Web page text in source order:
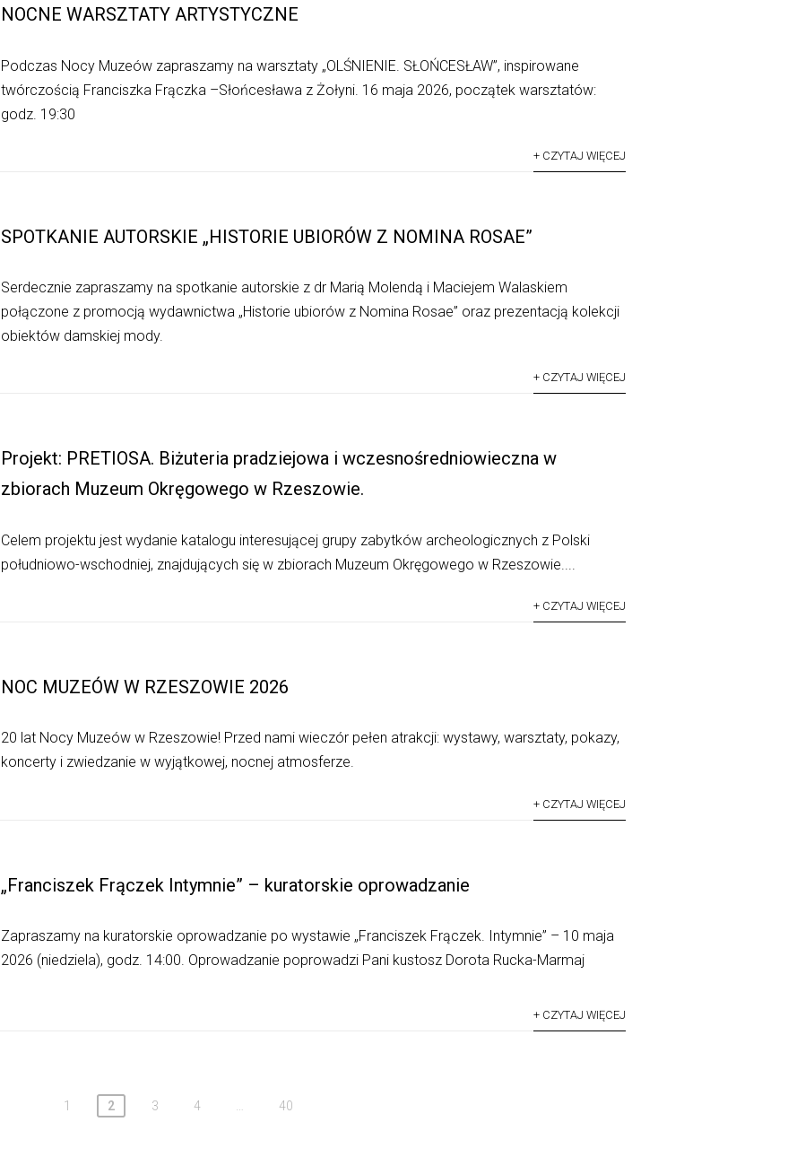
NOCNE WARSZTATY ARTYSTYCZNE
Podczas Nocy Muzeów zapraszamy na warsztaty „OLŚNIENIE. SŁOŃCESŁAW”, inspirowane
twórczością Franciszka Frączka –Słońcesława z Żołyni. 16 maja 2026, początek warsztatów:
godz. 19:30
+ CZYTAJ WIĘCEJ
SPOTKANIE AUTORSKIE „HISTORIE UBIORÓW Z NOMINA ROSAE”
Serdecznie zapraszamy na spotkanie autorskie z dr Marią Molendą i Maciejem Walaskiem
połączone z promocją wydawnictwa „Historie ubiorów z Nomina Rosae” oraz prezentacją kolekcji
obiektów damskiej mody.
+ CZYTAJ WIĘCEJ
Projekt: PRETIOSA. Biżuteria pradziejowa i wczesnośredniowieczna w
zbiorach Muzeum Okręgowego w Rzeszowie.
Celem projektu jest wydanie katalogu interesującej grupy zabytków archeologicznych z Polski
południowo-wschodniej, znajdujących się w zbiorach Muzeum Okręgowego w Rzeszowie....
+ CZYTAJ WIĘCEJ
NOC MUZEÓW W RZESZOWIE 2026
20 lat Nocy Muzeów w Rzeszowie! Przed nami wieczór pełen atrakcji: wystawy, warsztaty, pokazy,
koncerty i zwiedzanie w wyjątkowej, nocnej atmosferze.
+ CZYTAJ WIĘCEJ
„Franciszek Frączek Intymnie” – kuratorskie oprowadzanie
Zapraszamy na kuratorskie oprowadzanie po wystawie „Franciszek Frączek. Intymnie” – 10 maja
2026 (niedziela), godz. 14:00. Oprowadzanie poprowadzi Pani kustosz Dorota Rucka-Marmaj
+ CZYTAJ WIĘCEJ
1 2 3 4 … 40